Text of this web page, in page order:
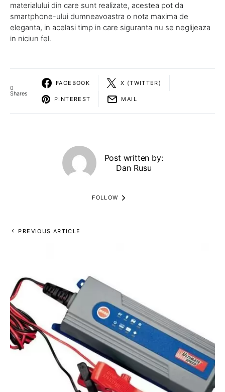
materialului din care sunt realizate, acestea pot da
smartphone-ului dumneavoastra o nota maxima de
eleganta, in acelasi timp in care siguranta nu se neglijeaza
in niciun fel.
0
Shares
FACEBOOK X (TWITTER)
PINTEREST MAIL
Post written by:
Dan Rusu
FOLLOW
PREVIOUS ARTICLE